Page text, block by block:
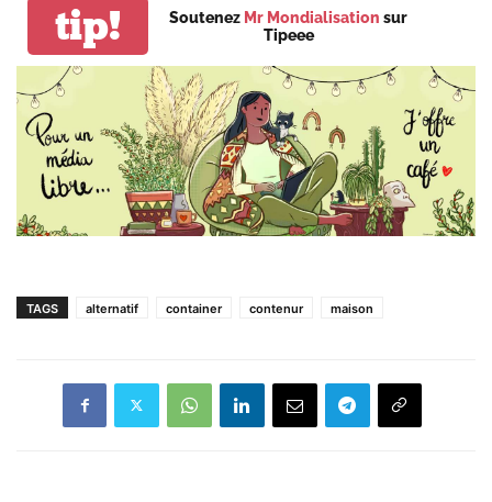
tip! Soutenez Mr Mondialisation sur
Tipeee
TAGS alternatif container contenur maison